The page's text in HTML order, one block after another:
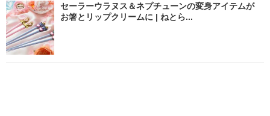
セーラーウラヌス＆ネプチューンの変身アイテムが
お箸とリップクリームに | ねとら...